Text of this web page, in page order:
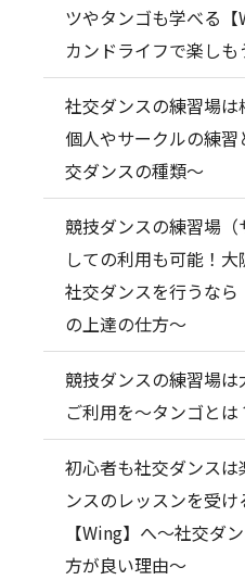
ツやタンゴも学べる
カンドライフで楽しも
社交ダンスの練習場は
個人やサークルの練
交ダンスの種類～
競技ダンスの練習場
しての利用も可能！
社交ダンスを行うな
の上達の仕方～
競技ダンスの練習場
ご利用を～タンゴとは
初心者も社交ダンス
ンスのレッスンを受
【Wing】へ～社交ダ
方が良い理由～